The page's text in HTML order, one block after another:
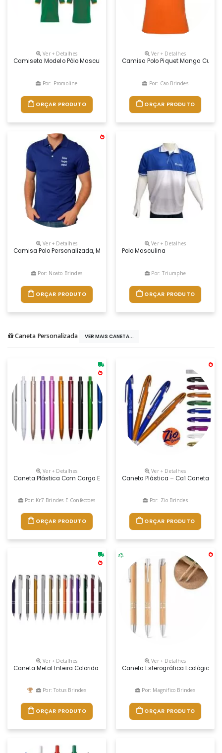
Ver + Detalhes
Camiseta Modelo Pólo Masculina / Unissex Produzida Em Malha
Por: Promoline
ORÇAR PRODUTO
Ver + Detalhes
Camisa Polo Piquet Manga Curta
Por: Cao Brindes
ORÇAR PRODUTO
Ver + Detalhes
Camisa Polo Personalizada, Malha Piquet, Cores Variadas
Por: Noato Brindes
ORÇAR PRODUTO
Ver + Detalhes
Polo Masculina
Por: Triumphe
ORÇAR PRODUTO
Caneta Personalizada VER MAIS CANETA...
Ver + Detalhes
Caneta Plástica Com Carga Esferográfica Azul E Acionamento Por
Por: Kr7 Brindes E Confeccoes
ORÇAR PRODUTO
Ver + Detalhes
Caneta Plástica – Ca1 Caneta
Por: Zio Brindes
ORÇAR PRODUTO
Ver + Detalhes
Caneta Metal Inteira Colorida Com Detalhes Prata. Clip Metal Com A
Por: Totus Brindes
ORÇAR PRODUTO
Ver + Detalhes
Caneta Esferográfica Ecológica
Por: Magnifico Brindes
ORÇAR PRODUTO